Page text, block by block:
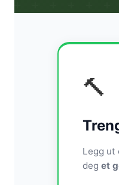
🔨
Legg ut
deg et